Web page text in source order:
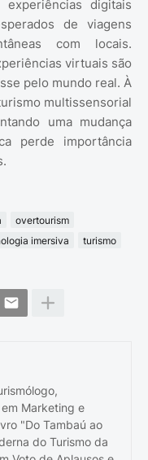
digitais
de viagens
com locais.
virtuais são
pelo mundo real. À
multissensorial
uma mudança
perde importância
overtourism
imersiva
turismo
Marketing e
"Do Tambaú ao
do Turismo da